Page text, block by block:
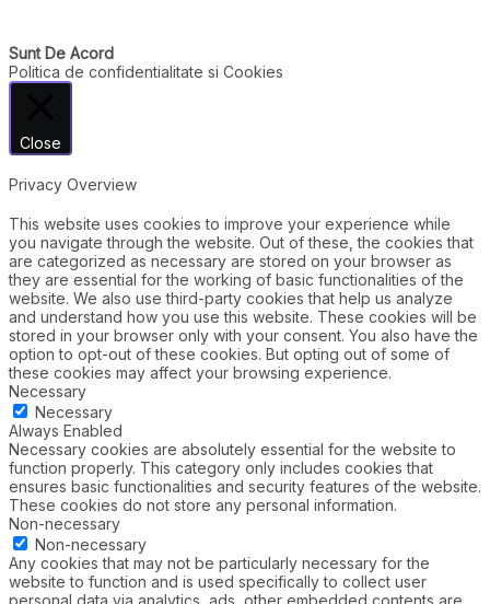
Sunt De Acord
Politica de confidentialitate si Cookies
Close
Privacy Overview
This website uses cookies to improve your experience while
you navigate through the website. Out of these, the cookies that
are categorized as necessary are stored on your browser as
they are essential for the working of basic functionalities of the
website. We also use third-party cookies that help us analyze
and understand how you use this website. These cookies will be
stored in your browser only with your consent. You also have the
option to opt-out of these cookies. But opting out of some of
these cookies may affect your browsing experience.
Necessary
Necessary
Always Enabled
Necessary cookies are absolutely essential for the website to
function properly. This category only includes cookies that
ensures basic functionalities and security features of the website.
These cookies do not store any personal information.
Non-necessary
Non-necessary
Any cookies that may not be particularly necessary for the
website to function and is used specifically to collect user
personal data via analytics, ads, other embedded contents are